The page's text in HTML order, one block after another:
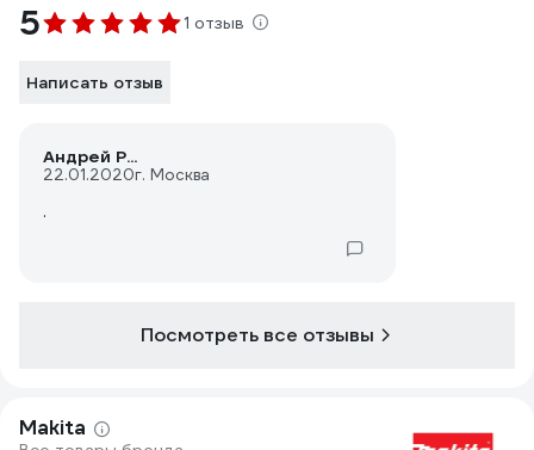
5 1 отзыв
Написать отзыв
Андрей Р...
22.01.2020г. Москва
.
Посмотреть все отзывы
Makita